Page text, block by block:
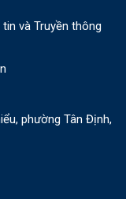
và Truyền thông
phường Tân Định,